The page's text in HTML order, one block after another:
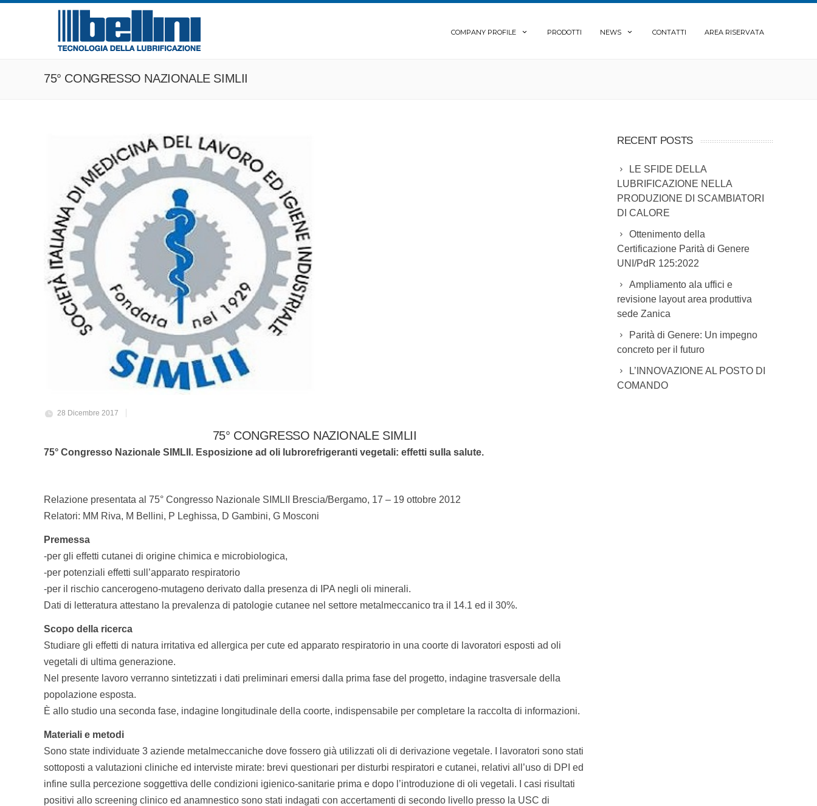
COMPANY PROFILE PRODOTTI NEWS CONTATTI AREA RISERVATA
75° CONGRESSO NAZIONALE SIMLII
28 Dicembre 2017
75° CONGRESSO NAZIONALE SIMLII
75° Congresso Nazionale SIMLII. Esposizione ad oli lubrorefrigeranti vegetali: effetti sulla salute.
Relazione presentata al 75° Congresso Nazionale SIMLII Brescia/Bergamo, 17 – 19 ottobre 2012
Relatori: MM Riva, M Bellini, P Leghissa, D Gambini, G Mosconi
Premessa
-per gli effetti cutanei di origine chimica e microbiologica,
-per potenziali effetti sull’apparato respiratorio
-per il rischio cancerogeno-mutageno derivato dalla presenza di IPA negli oli minerali.
Dati di letteratura attestano la prevalenza di patologie cutanee nel settore metalmeccanico tra il 14.1 ed il 30%.
Scopo della ricerca
Studiare gli effetti di natura irritativa ed allergica per cute ed apparato respiratorio in una coorte di lavoratori esposti ad oli
vegetali di ultima generazione.
Nel presente lavoro verranno sintetizzati i dati preliminari emersi dalla prima fase del progetto, indagine trasversale della
popolazione esposta.
È allo studio una seconda fase, indagine longitudinale della coorte, indispensabile per completare la raccolta di informazioni.
Materiali e metodi
Sono state individuate 3 aziende metalmeccaniche dove fossero già utilizzati oli di derivazione vegetale. I lavoratori sono stati
sottoposti a valutazioni cliniche ed interviste mirate: brevi questionari per disturbi respiratori e cutanei, relativi all’uso di DPI ed
infine sulla percezione soggettiva delle condizioni igienico-sanitarie prima e dopo l’introduzione di oli vegetali. I casi risultati
positivi allo screening clinico ed anamnestico sono stati indagati con accertamenti di secondo livello presso la USC di
RECENT POSTS
LE SFIDE DELLA
LUBRIFICAZIONE NELLA
PRODUZIONE DI SCAMBIATORI
DI CALORE
Ottenimento della
Certificazione Parità di Genere
UNI/PdR 125:2022
Ampliamento ala uffici e
revisione layout area produttiva
sede Zanica
Parità di Genere: Un impegno
concreto per il futuro
L’INNOVAZIONE AL POSTO DI
COMANDO